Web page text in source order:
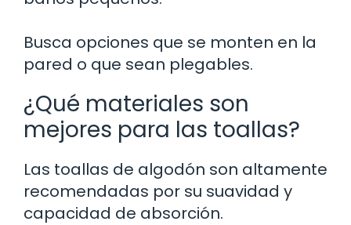
Busca opciones que se monten en la
pared o que sean plegables.
¿Qué materiales son
mejores para las toallas?
Las toallas de algodón son altamente
recomendadas por su suavidad y
capacidad de absorción.